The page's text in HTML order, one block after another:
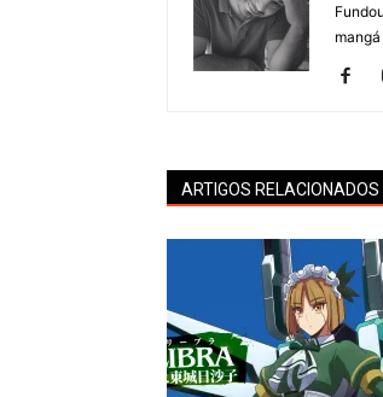
ARTIGOS RELACIONADOS